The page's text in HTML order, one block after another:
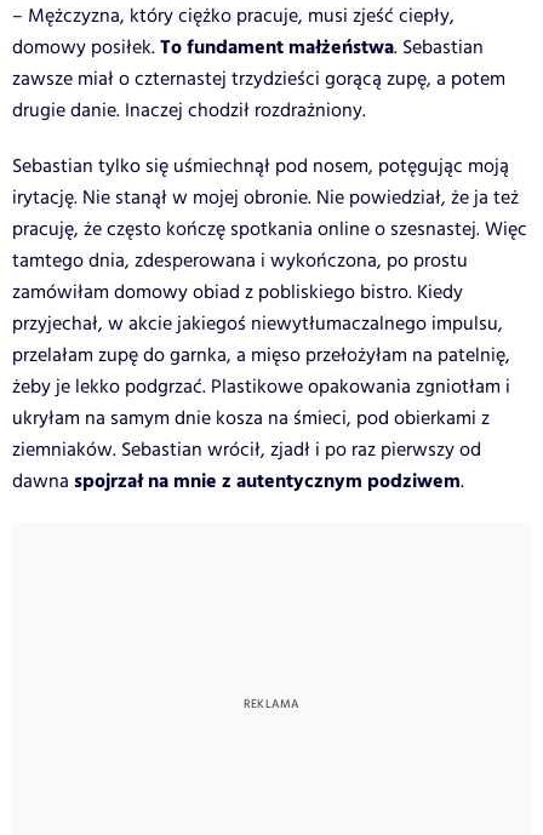
– Mężczyzna, który ciężko pracuje, musi zjeść ciepły,
domowy posiłek.To fundament małżeństwa. Sebastian
zawsze miał o czternastej trzydzieści gorącą zupę, a potem
drugie danie. Inaczej chodził rozdrażniony.
Sebastian tylko się uśmiechnął pod nosem, potęgując moją
irytację. Nie stanął w mojej obronie. Nie powiedział, że ja też
pracuję, że często kończę spotkania online o szesnastej. Więc
tamtego dnia, zdesperowana i wykończona, po prostu
zamówiłam domowy obiad z pobliskiego bistro. Kiedy
przyjechał, w akcie jakiegoś niewytłumaczalnego impulsu,
przelałam zupę do garnka, a mięso przełożyłam na patelnię,
żeby je lekko podgrzać. Plastikowe opakowania zgniotłam i
ukryłam na samym dnie kosza na śmieci, pod obierkami z
ziemniaków. Sebastian wrócił, zjadł i po raz pierwszy od
dawna spojrzał na mnie z autentycznym podziwem.